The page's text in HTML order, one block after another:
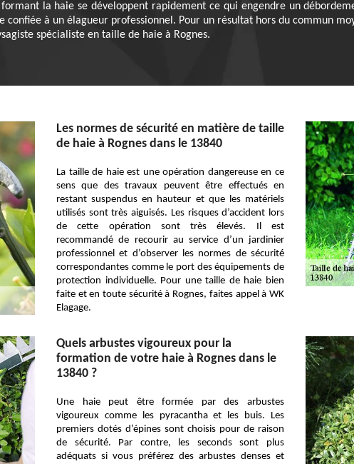
formant la haie se développent rapidement ce qui engendre un
confiée à un élagueur professionnel. Pour un résultat hors du commun
spécialiste en taille de haie à Rognes.
Les normes de sécurité en matière de taille
de haie à Rognes dans le 13840
La taille de haie est une opération dangereuse en ce
sens que des travaux peuvent être effectués en
restant suspendus en hauteur et que les matériels
utilisés sont très aiguisés. Les risques d’accident lors
de cette opération sont très élevés. Il est
recommandé de recourir au service d’un jardinier
professionnel et d’observer les normes de sécurité
correspondantes comme le port des équipements de
protection individuelle. Pour une taille de haie bien
faite et en toute sécurité à Rognes, faites appel à WK
Elagage.
Quels arbustes vigoureux pour la
formation de votre haie à Rognes dans le
13840 ?
Une haie peut être formée par des arbustes
vigoureux comme les pyracantha et les buis. Les
premiers dotés d’épines sont choisis pour de raison
de sécurité. Par contre, les seconds sont plus
adéquats si vous préférez des arbustes denses et